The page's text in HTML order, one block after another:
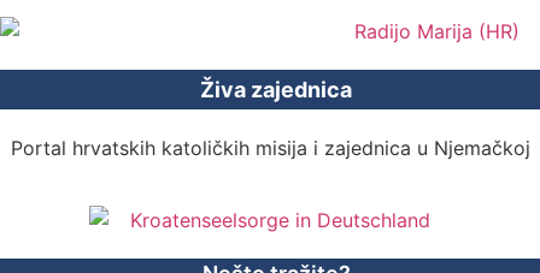
Živa zajednica
Portal hrvatskih katoličkih misija i zajednica u Njemačkoj